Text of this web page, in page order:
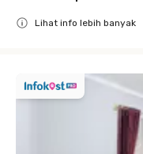
Lihat info lebih banyak